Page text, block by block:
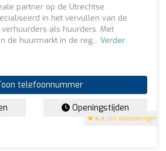
4.9 (86 beoordelingen)
partner op de Utrechtse
in het vervullen van de
als huurders. Met
de huurmarkt in de reg... Verder
telefoonnummer
Openingstijden